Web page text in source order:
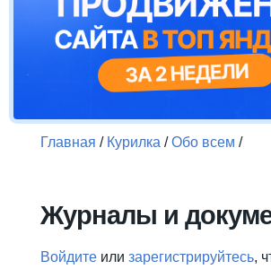
Главная / Курилка /Обо всем /
Журналы и
Войдите или зарегистрируйтесь,